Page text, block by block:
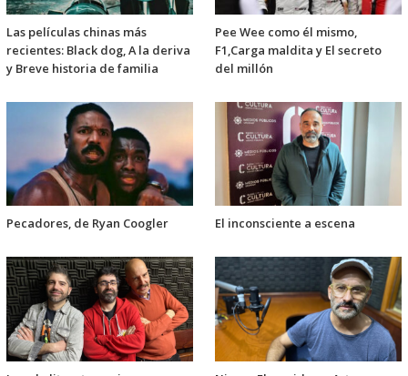
Las películas chinas más
recientes: Black dog, A la deriva
y Breve historia de familia
Pee Wee como él mismo,
F1,Carga maldita y El secreto
del millón
Pecadores, de Ryan Coogler El inconsciente a escena